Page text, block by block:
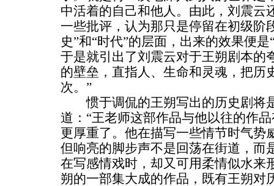
中活着的自己和他人。由此，刘震云
一些批评，认为那只是停留在初级阶
史”和“时代”的层面，出来的效果便
于是就引出了刘震云对于王朔剧本的
的壁垒，直指人、生命和灵魂，把历
次。”
惯于调侃的王朔写出的历史剧将
道：“王老师这部作品与他以往的作
更厚重了。他在描写一些情节时气势
但响亮的脚步声不是回荡在街道，而
在写感情戏时，却又可用柔情似水来
朔的一部集大成的作品，既有王朔对